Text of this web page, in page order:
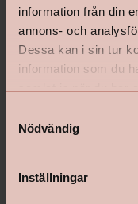
information från din
annons- och
Dessa kan i sin tur
information som du
Nödvändig
Inställningar